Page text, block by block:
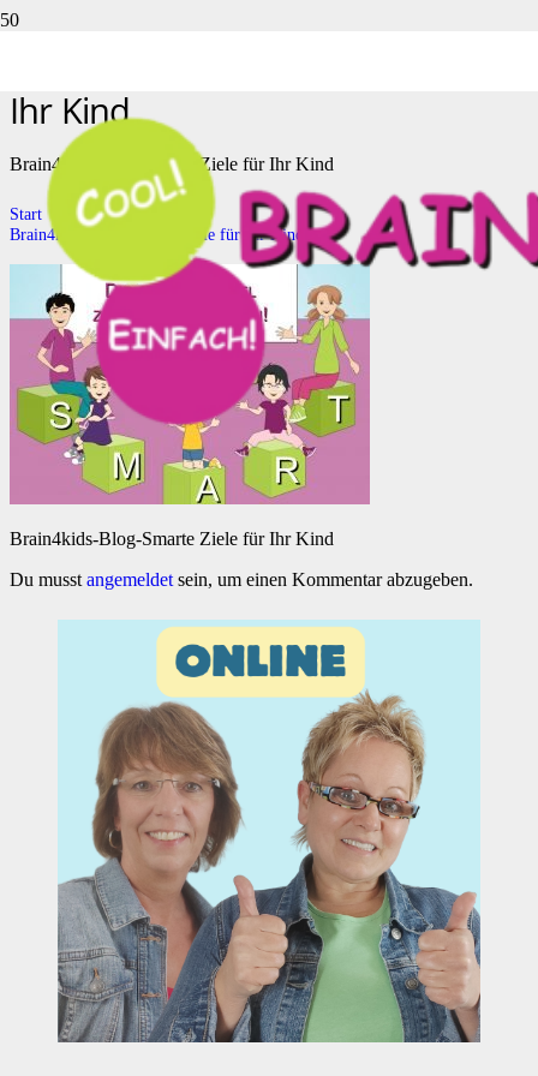
Ihr Kind
Brain4kids-Blog-Smarte Ziele für Ihr Kind
Start
Brain4kids-Blog-Smarte Ziele für Ihr Kind
Brain4kids-Blog-Smarte Ziele für Ihr Kind
Du musst angemeldet sein, um einen Kommentar abzugeben.